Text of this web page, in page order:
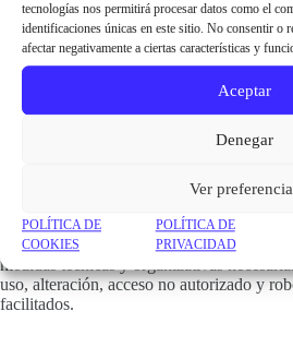
tecnologías nos permitirá procesar datos como el
identificaciones únicas en este sitio. No consentir o
afectar negativamente a ciertas características y
Aceptar
Denegar
Ver
POLÍTICA DE
COOKIES
POLÍTICA DE
PRIVACIDAD
Acceder a sus datos personales.
Solicitar la rectificación de los
Solicitar su supresión cuando ya no
Oponerse al tratamiento de sus datos.
Ejercer su derecho al olvido.
info@estradatech.es
7. MEDIDAS DE SEGURIDAD
medidas técnicas y organizativas
uso, alteración, acceso no autorizado y
facilitados.